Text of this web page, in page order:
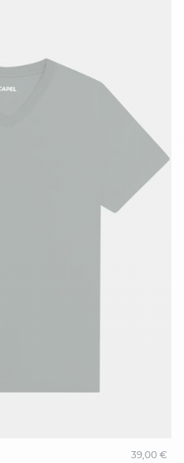
39,00 €